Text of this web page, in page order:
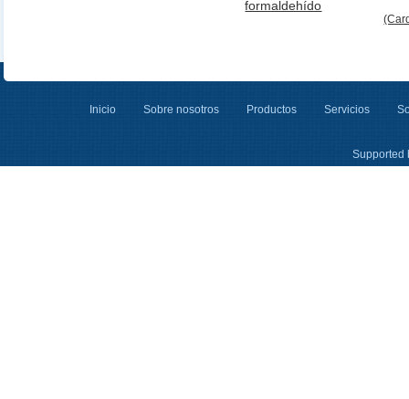
formaldehído
Inicio Sobre nosotros Productos Servicios
Supported